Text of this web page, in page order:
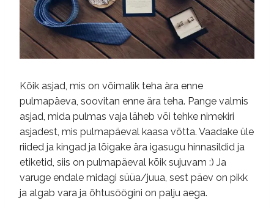
Kõik asjad, mis on võimalik teha ära enne
pulmapäeva, soovitan enne ära teha. Pange valmis
asjad, mida pulmas vaja läheb või tehke nimekiri
asjadest, mis pulmapäeval kaasa võtta. Vaadake üle
riided ja kingad ja lõigake ära igasugu hinnasildid ja
etiketid, siis on pulmapäeval kõik sujuvam :) Ja
varuge endale midagi süüa/juua, sest päev on pikk
ja algab vara ja õhtusöögini on palju aega.